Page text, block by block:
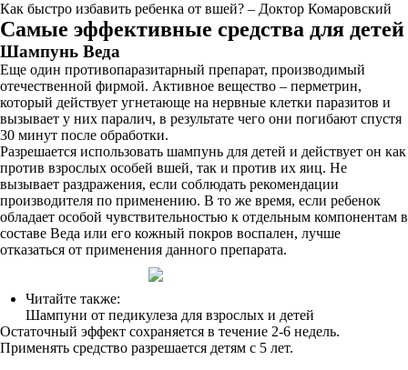
Как быстро избавить ребенка от вшей? – Доктор Комаровский
Самые эффективные средства для детей
Шампунь Веда
Еще один противопаразитарный препарат, производимый
отечественной фирмой. Активное вещество – перметрин,
который действует угнетающе на нервные клетки паразитов и
вызывает у них паралич, в результате чего они погибают спустя
30 минут после обработки.
Разрешается использовать шампунь для детей и действует он как
против взрослых особей вшей, так и против их яиц. Не
вызывает раздражения, если соблюдать рекомендации
производителя по применению. В то же время, если ребенок
обладает особой чувствительностью к отдельным компонентам в
составе Веда или его кожный покров воспален, лучше
отказаться от применения данного препарата.
Читайте также:
Шампуни от педикулеза для взрослых и детей
Остаточный эффект сохраняется в течение 2-6 недель.
Применять средство разрешается детям с 5 лет.